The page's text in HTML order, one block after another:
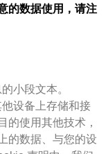
的数据使用，请注
小段文本。
设备上存储和接
的使用其他技术，
的数据、与您的设